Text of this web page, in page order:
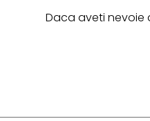
Daca aveti nevoie